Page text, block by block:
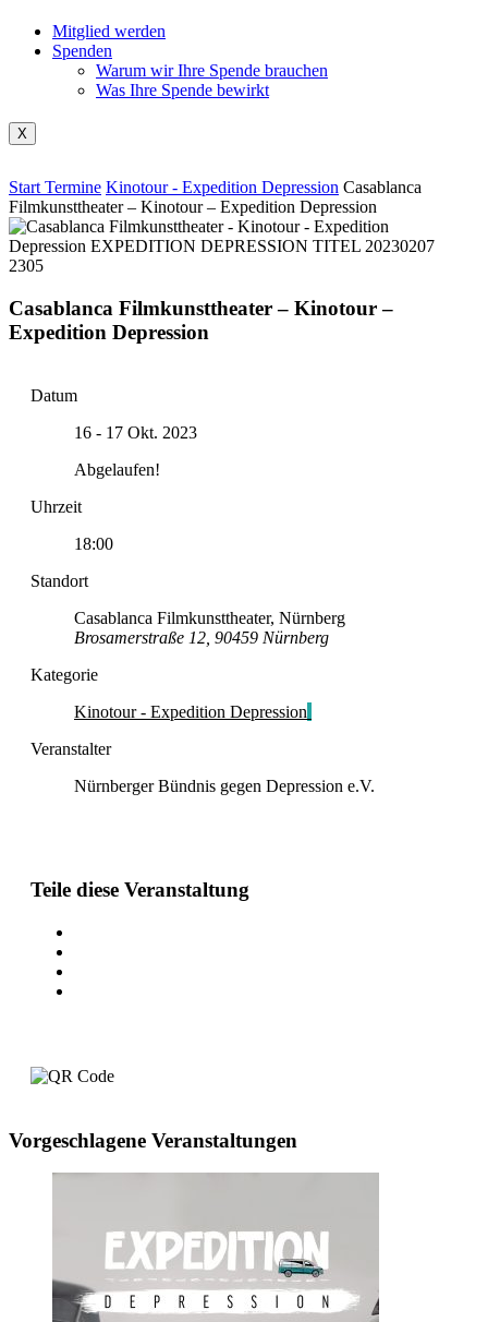
Mitglied werden
Spenden
Warum wir Ihre Spende brauchen
Was Ihre Spende bewirkt
X
Start Termine Kinotour - Expedition Depression Casablanca
Filmkunsttheater – Kinotour – Expedition Depression
Casablanca Filmkunsttheater – Kinotour –
Expedition Depression
Datum
16 - 17 Okt. 2023
Abgelaufen!
Uhrzeit
18:00
Standort
Casablanca Filmkunsttheater, Nürnberg
Brosamerstraße 12, 90459 Nürnberg
Kategorie
Kinotour - Expedition Depression
Veranstalter
Nürnberger Bündnis gegen Depression e.V.
Teile diese Veranstaltung
Vorgeschlagene Veranstaltungen